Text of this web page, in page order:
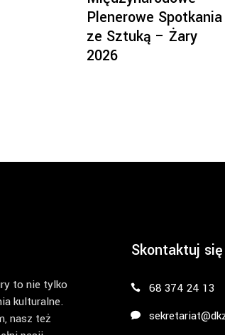
Plenerowe Spotkania
ze Sztuką – Żary
2026
to nie tylko
kulturalne.
nasz też
Skontaktuj się
68 374 24 13